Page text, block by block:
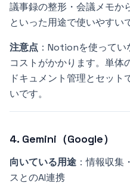
議事録の整形・会議メモか
といった用途で使いやすい
注意点 ：Notionを使って
コストがかかります。単体
ドキュメント管理とセッ
いです。
4. Gemini（Google）
向いている用途 ：情報収
スとのAI連携